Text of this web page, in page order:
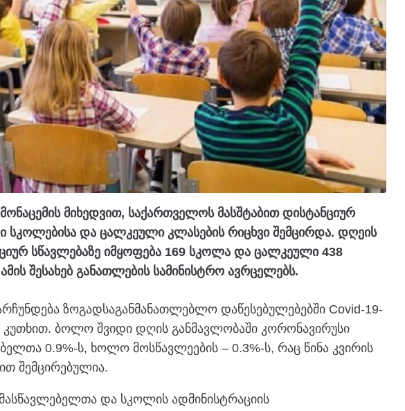
მიხედვით, საქართველოს მასშტაბით დისტანციურ
სკოლებისა და ცალკეული კლასების რიცხვი შემცირდა. დღეის
სწავლებაზე იმყოფება 169 სკოლა და ცალკეული 438
შესახებ განათლების სამინისტრო ავრცელებს.
ზოგადსაგანმანათლებლო დაწესებულებებში Covid-19-
კუთხით. ბოლო შვიდი დღის განმავლობაში კორონავირუსი
0.9%-ს, ხოლო მოსწავლეების – 0.3%-ს, რაც წინა კვირის
შემცირებულია.
და სკოლის ადმინისტრაციის